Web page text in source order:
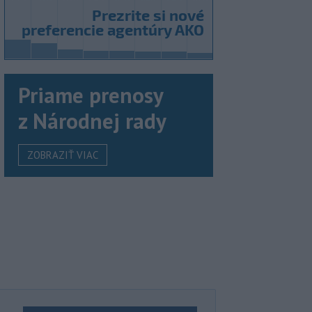
Priame prenosy
z Národnej rady
ZOBRAZIŤ VIAC